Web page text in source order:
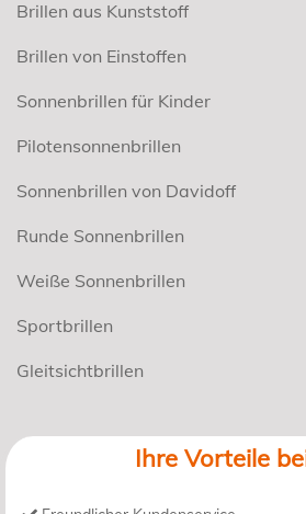
Brillen aus Kunststoff
Brillen von Einstoffen
Sonnenbrillen für Kinder
Pilotensonnenbrillen
Sonnenbrillen von Davidoff
Runde Sonnenbrillen
Weiße Sonnenbrillen
Sportbrillen
Gleitsichtbrillen
Ihre Vorteile